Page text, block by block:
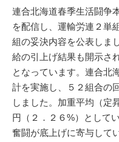
連合北海道春季生活闘争
を配信し、運輸労連２単
組の妥決内容を公表しま
給の引上げ結果も開示さ
となっています。連合北
計を実施し、５２組合の
しました。加重平均（定
円（２．２６%）として
奮闘が底上げに寄与して